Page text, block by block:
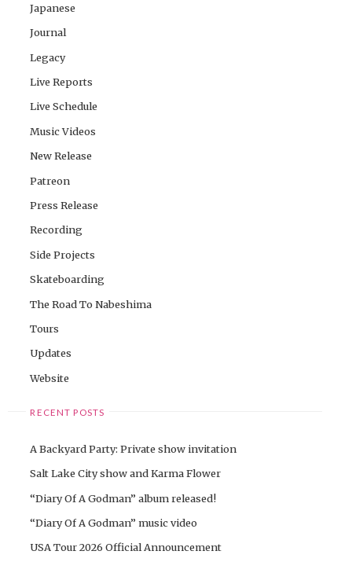
Japanese
Journal
Legacy
Live Reports
Live Schedule
Music Videos
New Release
Patreon
Press Release
Recording
Side Projects
Skateboarding
The Road To Nabeshima
Tours
Updates
Website
RECENT POSTS
A Backyard Party: Private show invitation
Salt Lake City show and Karma Flower
“Diary Of A Godman” album released!
“Diary Of A Godman” music video
USA Tour 2026 Official Announcement